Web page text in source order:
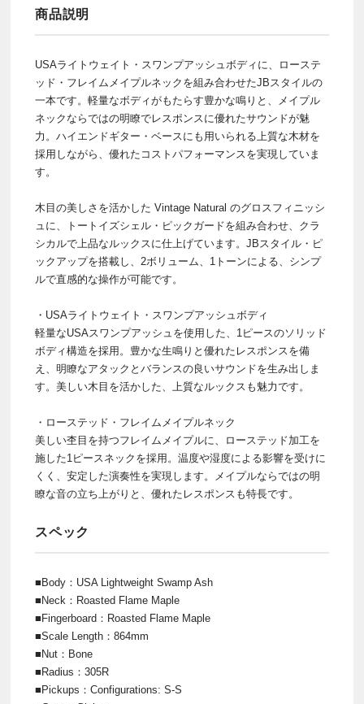
商品説明
USAライトウェイト・スワンプアッシュボディに、ローステ
ッド・フレイムメイプルネックを組み合わせたJBスタイルの
一本です。軽量なボディがもたらす豊かな鳴りと、メイプル
ネックならではの明瞭でレスポンスに優れたサウンドが魅
力。ハイエンドギター・ベースにも用いられる上質な木材を
採用しながら、優れたコストパフォーマンスを実現していま
す。
木目の美しさを活かした Vintage Natural のグロスフィニッシ
ュに、トートイズシェル・ピックガードを組み合わせ、クラ
シカルで上品なルックスに仕上げています。JBスタイル・ピ
ックアップを搭載し、2ボリューム、1トーンによる、シンプ
ルで直感的な操作が可能です。
・USAライトウェイト・スワンプアッシュボディ
軽量なUSAスワンプアッシュを使用した、1ピースのソリッド
ボディ構造を採用。豊かな生鳴りと優れたレスポンスを備
え、明瞭なアタックとバランスの良いサウンドを生み出しま
す。美しい木目を活かした、上質なルックスも魅力です。
・ローステッド・フレイムメイプルネック
美しい杢目を持つフレイムメイプルに、ローステッド加工を
施した1ピースネックを採用。温度や湿度による影響を受けに
くく、安定した演奏性を実現します。メイプルならではの明
瞭な音の立ち上がりと、優れたレスポンスも特長です。
スペック
■Body：USA Lightweight Swamp Ash
■Neck：Roasted Flame Maple
■Fingerboard：Roasted Flame Maple
■Scale Length：864mm
■Nut：Bone
■Radius：305R
■Pickups：Configurations: S-S